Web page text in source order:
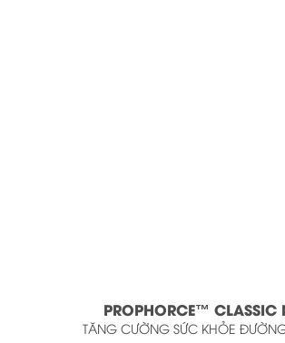
PROPHORCE™ CLASSIC
TĂNG CƯỜNG SỨC KHỎE ĐƯỜNG